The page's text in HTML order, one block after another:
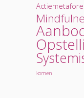
komen